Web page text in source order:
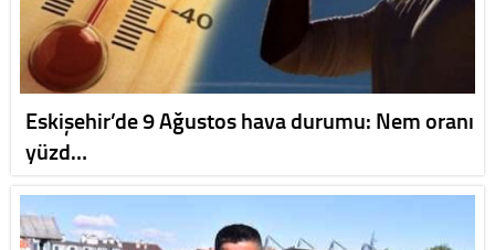
Eskişehir’de 9 Ağustos hava durumu: Nem oranı
yüzd…